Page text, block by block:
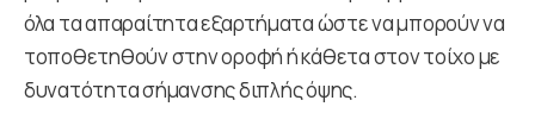
όλα τα απαραίτητα εξαρτήματα ώστε να μπορούν να
τοποθετηθούν στην οροφή ή κάθετα στον τοίχο με
δυνατότητα σήμανσης διπλής όψης.